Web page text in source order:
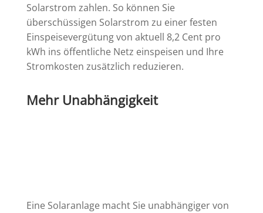
Solarstrom zahlen. So können Sie
überschüssigen Solarstrom zu einer festen
Einspeisevergütung von aktuell 8,2 Cent pro
kWh ins öffentliche Netz einspeisen und Ihre
Stromkosten zusätzlich reduzieren.
Mehr Unabhängigkeit
Eine Solaranlage macht Sie unabhängiger von